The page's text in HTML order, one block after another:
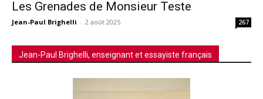
Les Grenades de Monsieur Teste
Jean-Paul Brighelli - 2 août 2025 267
Jean-Paul Brighelli, enseignant et essayiste français